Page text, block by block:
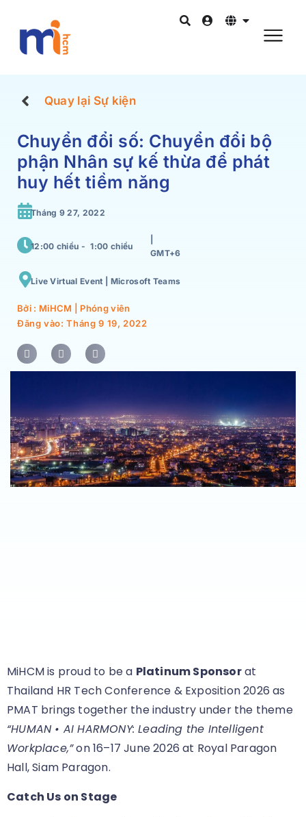
Quay lại Sự kiện
Chuyển đổi số: Chuyển đổi bộ
phận Nhân sự kế thừa để phát
huy hết tiềm năng
Tháng 9 27, 2022
12:00 chiều - 1:00 chiều
GMT+6
Live Virtual Event | Microsoft Teams
Bởi : MiHCM | Phóng viên
Đăng vào: Tháng 9 19, 2022
MiHCM is proud to be a Platinum Sponsorat
Thailand HR Tech Conference & Exposition 2026 as
PMAT brings together the industry under the theme
“HUMAN • AI HARMONY: Leading the Intelligent
Workplace,”on 16–17 June 2026 at Royal Paragon
Hall, Siam Paragon.
Catch Us on Stage